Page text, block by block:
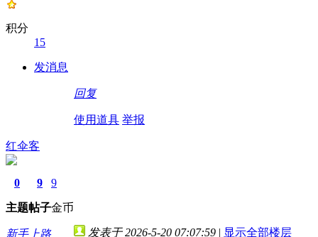
积分
15
发消息
回复
使用道具 举报
红伞客
0
主题
9
帖子
9
金币
新手上路 发表于 2026-5-20 07:07:59 | 显示全部楼层